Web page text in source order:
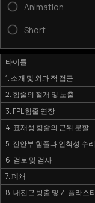
Animation
Short
타이틀
1. 소개 및 외과 적 접근
2. 힘줄의 절개 및 노출
3. FPL 힘줄 연장
4. 표재성 힘줄의 근위 분할
5. 전안부 힘줄과 인척성 수
6. 검토 및 검사
7. 폐쇄
8. 내전근 방출 및 Z-플라스